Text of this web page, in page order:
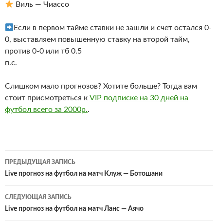
Виль — Чиассо
Если в первом тайме ставки не зашли и счет остался 0-
0, выставляем повышенную ставку на второй тайм,
против 0-0 или тб 0.5
п.с.
Слишком мало прогнозов? Хотите больше? Тогда вам
стоит присмотреться к VIP подписке на 30 дней на
футбол всего за 2000р..
Навигация
по
записям
ПРЕДЫДУЩАЯ ЗАПИСЬ
Live прогноз на футбол на матч Клуж — Ботошани
СЛЕДУЮЩАЯ ЗАПИСЬ
Live прогноз на футбол на матч Ланс — Аячо